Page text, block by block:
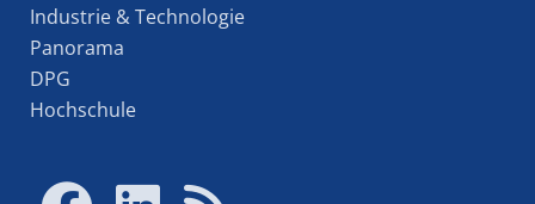
Industrie & Technologie
Panorama
DPG
Hochschule